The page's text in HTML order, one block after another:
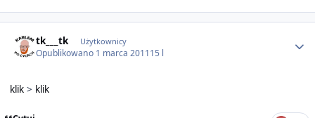
tk___tk Użytkownicy
Opublikowano 1 marca 201115 l
klik> klik